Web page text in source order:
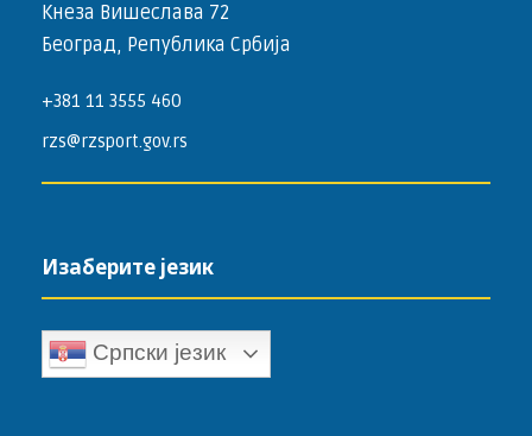
Кнеза Вишеслава 72
Београд, Република Србија
+381 11 3555 460
rzs@rzsport.gov.rs
Изаберите језик
Српски језик